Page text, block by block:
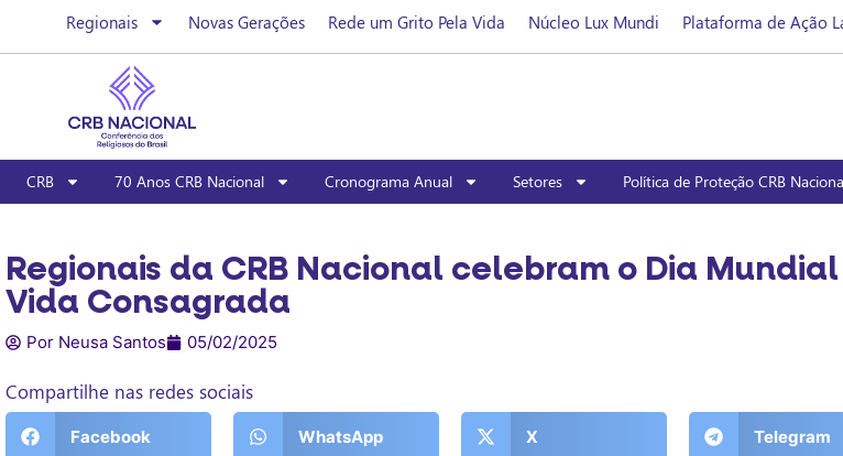
Regionais Novas Gerações Rede um Grito Pela Vida Núcleo Lux Mundi Plataforma de Ação
CRB 70 Anos CRB Nacional Cronograma Anual Setores Política de Proteção CRB
Regionais da CRB Nacional celebram o Dia
Vida Consagrada
Por Neusa Santos 05/02/2025
Compartilhe nas redes sociais
Facebook WhatsApp X Telegram